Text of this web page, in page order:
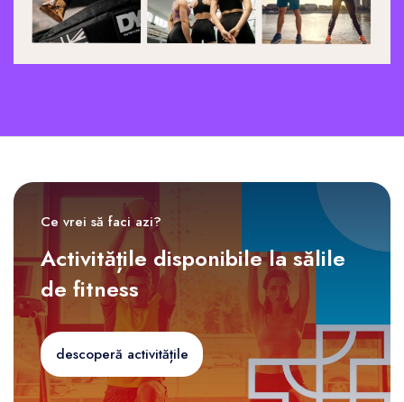
Ce vrei să faci azi?
Activitățile disponibile la sălile
de fitness
descoperă activitățile